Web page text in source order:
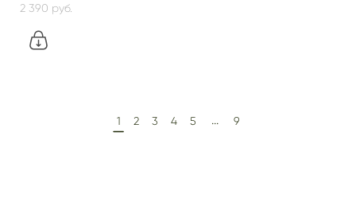
2 390 pуб.
1 2 3 4 5 ... 9